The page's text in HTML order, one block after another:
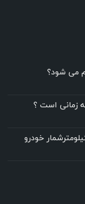
می شود؟
زمانی است ؟
خودرو